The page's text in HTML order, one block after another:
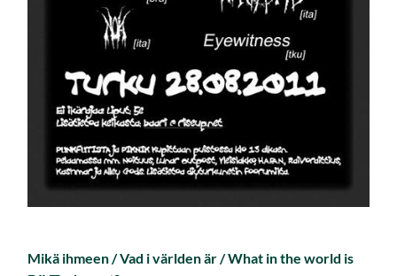
Mikä ihmeen / Vad i världen är / What in the world is